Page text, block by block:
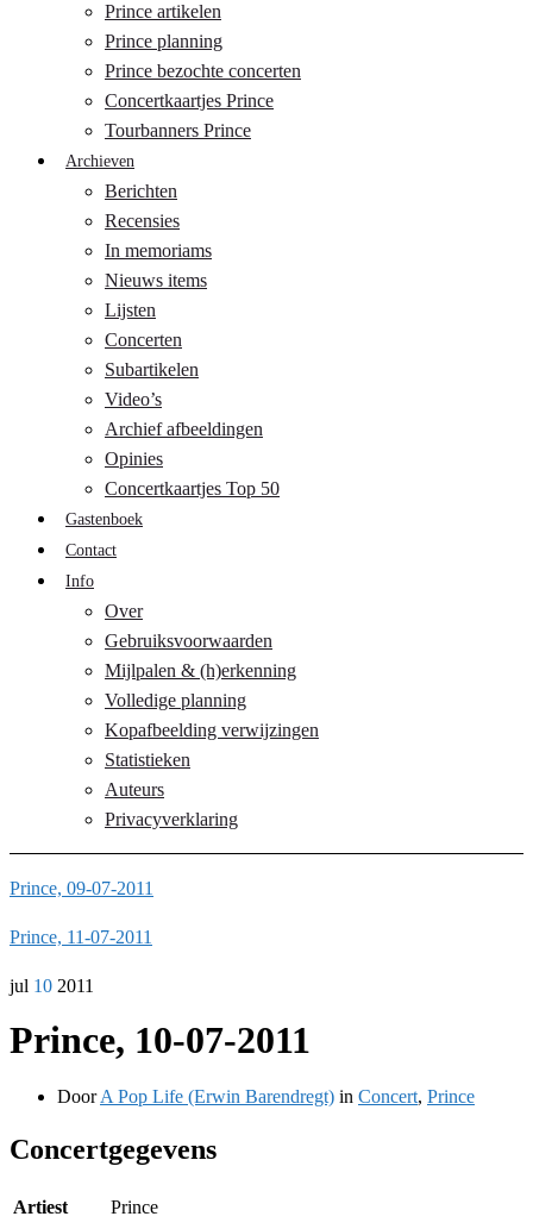
Prince artikelen
Prince planning
Prince bezochte concerten
Concertkaartjes Prince
Tourbanners Prince
Archieven
Berichten
Recensies
In memoriams
Nieuws items
Lijsten
Concerten
Subartikelen
Video’s
Archief afbeeldingen
Opinies
Concertkaartjes Top 50
Gastenboek
Contact
Info
Over
Gebruiksvoorwaarden
Mijlpalen & (h)erkenning
Volledige planning
Kopafbeelding verwijzingen
Statistieken
Auteurs
Privacyverklaring
Prince, 09-07-2011
Prince, 11-07-2011
jul 10 2011
Prince, 10-07-2011
DoorA Pop Life (Erwin Barendregt) in Concert, Prince
Concertgegevens
Artiest
Prince